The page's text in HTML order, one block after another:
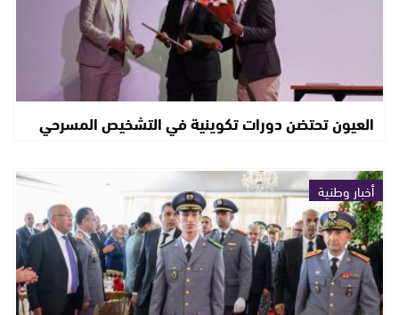
العيون تحتضن دورات تكوينية في التشخيص المسرحي
أخبار وطنية